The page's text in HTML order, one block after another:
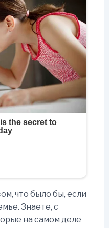
что было бы, если
Знаете, с
на самом деле